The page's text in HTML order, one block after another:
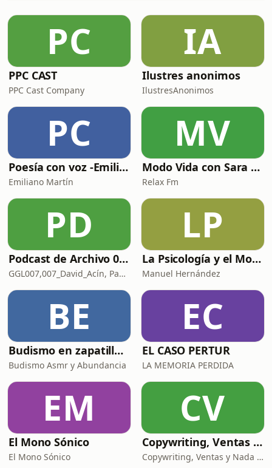
PC
PPC CAST
PPC Cast Company
IA
Ilustres anonimos
IlustresAnonimos
PC
Poesía con voz -Emiliano Martín- Podcasts
Emiliano Martín
MV
Modo Vida con Sara Manzaneque
Relax Fm
PD
Podcast de Archivo 007
GGL007,007_David_Acín, Pablo_Ortega, 58, AlbertoBond y Claalc
LP
La Psicología y el Modelo Parcuve®
Manuel Hernández
BE
Budismo en zapatillas, El budismo sin sermones
Budismo Asmr y Abundancia
EC
EL CASO PERTUR
LA MEMORIA PERDIDA
EM
El Mono Sónico
El Mono Sónico
CV
Copywriting, Ventas y Nada que perder
Copywriting, Ventas y Nada que Perder